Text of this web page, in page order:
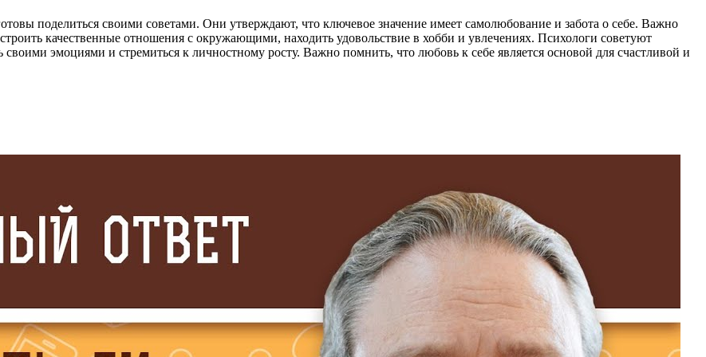
поделиться своими советами. Они утверждают, что ключевое значение имеет самолюбование и забота о себе. Важно
качественные отношения с окружающими, находить удовольствие в хобби и увлечениях. Психологи советуют
эмоциями и стремиться к личностному росту. Важно помнить, что любовь к себе является основой для счастливой и